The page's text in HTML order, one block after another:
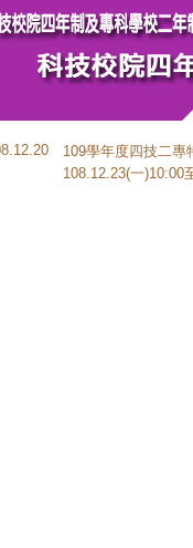
109學年度四技二專
108.12.23(一)10:00